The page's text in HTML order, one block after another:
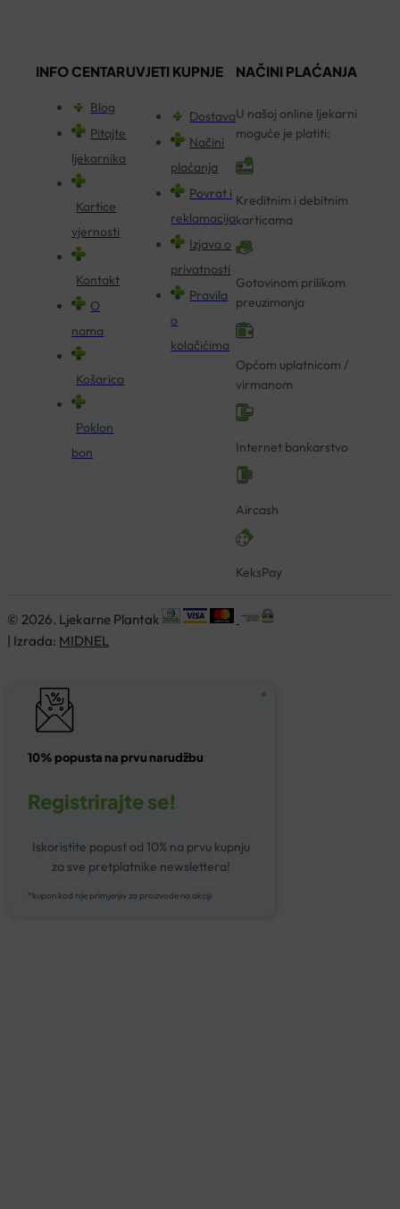
INFO CENTAR
Blog
Pitajte
ljekarnika
Kartice
vjernosti
Kontakt
O
nama
Košarica
Poklon
bon
UVJETI KUPNJE
Dostava
Načini
plaćanja
Povrat i
reklamacija
Izjava o
privatnosti
Pravila
o
kolačićima
NAČINI PLAĆANJA
U našoj online ljekarni
moguće je platiti:
Kreditnim i debitnim
karticama
Gotovinom prilikom
preuzimanja
Općom uplatnicom /
virmanom
Internet bankarstvo
Aircash
KeksPay
© 2026. Ljekarne Plantak
| Izrada: MIDNEL
10% popusta na prvu narudžbu
Registrirajte se!
Iskoristite popust od 10% na prvu kupnju
za sve pretplatnike newslettera!
*kupon kod nije primjenjiv za proizvode na akciji